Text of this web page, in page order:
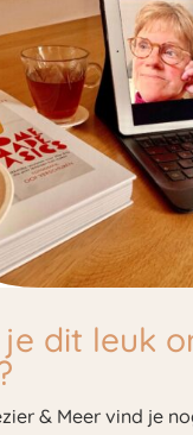
dit leuk
& Meer vind je